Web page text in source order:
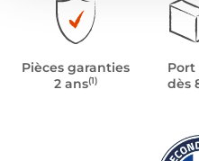
Pièces garanties
2 ans(1)
dès